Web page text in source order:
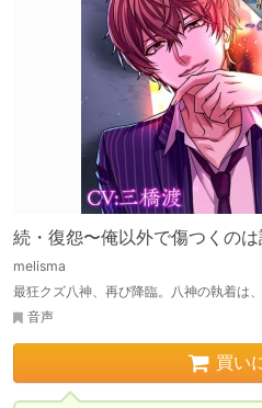
続・復怨〜俺以外で傷つくの
melisma
最狂クズ八神、再び降臨。八神の執着は
音声
買い